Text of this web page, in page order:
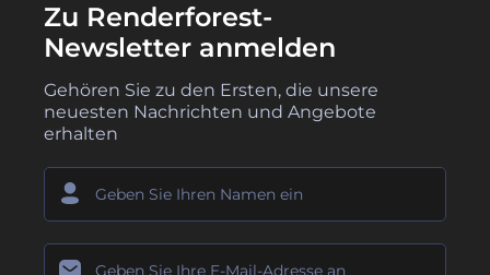
Zu Renderforest-
Newsletter anmelden
Gehören Sie zu den Ersten, die unsere
neuesten Nachrichten und Angebote
erhalten